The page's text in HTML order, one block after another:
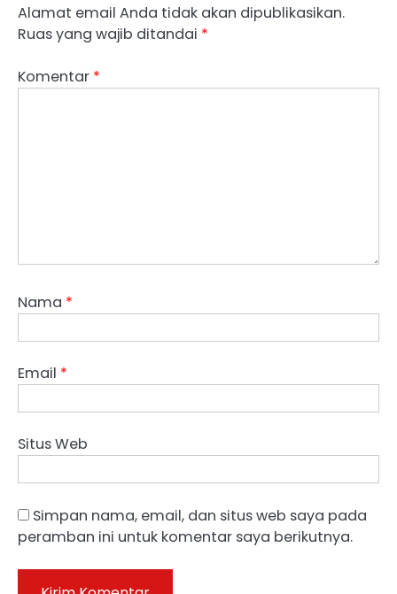
Alamat email Anda tidak akan dipublikasikan.
Ruas yang wajib ditandai *
Komentar *
Nama *
Email *
Situs Web
Simpan nama, email, dan situs web saya pada
peramban ini untuk komentar saya berikutnya.